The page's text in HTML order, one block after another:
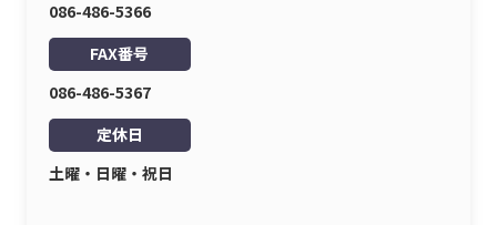
086-486-5366
FAX番号
086-486-5367
定休日
土曜・日曜・祝日